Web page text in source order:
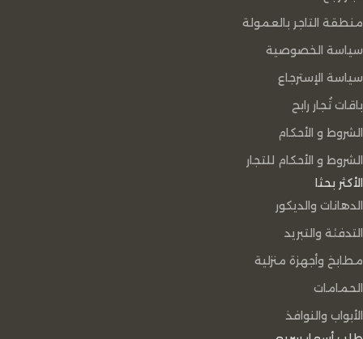
منطقة التاجر بالعمولة
سياسة الخصوصية
سياسة الإسترجاع
باقات تُجار رابح
الشروط و الأحكام
الشروط و الأحكام للتجار
الأكثر بحثا
الدهانات والديكور
التدفئة والتبريد
مطابخ وأجهزة منزلية
الحمامات
الأبواب والنوافذ